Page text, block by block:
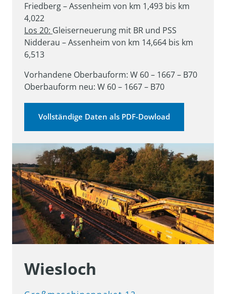
Friedberg – Assenheim von km 1,493 bis km
Los 20: Gleiserneuerung mit BR und PSS
Nidderau – Assenheim von km 14,664 bis km
6,513
Vorhandene Oberbauform: W 60 – 1667 – B70
Oberbauform neu: W 60 – 1667 – B70
Vollständige Daten als PDF-Dowload
Wiesloch